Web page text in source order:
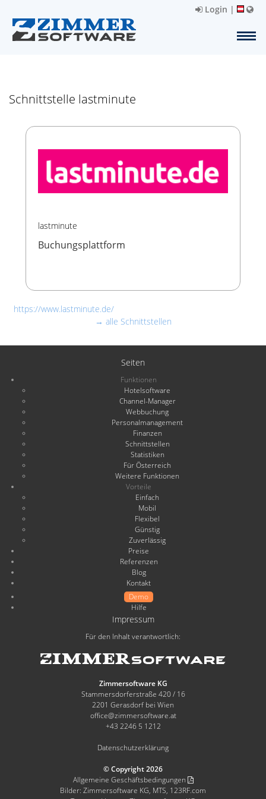
Login |
Schnittstelle lastminute
lastminute
Buchungsplattform
https://www.lastminute.de/
→ alle Schnittstellen
Seiten
Funktionen
Hotelsoftware
Channel-Manager
Webbuchung
Personalmanagement
Finanzen
Schnittstellen
Statistiken
Für Österreich
Weitere Funktionen
Vorteile
Einfach
Mobil
Flexibel
Günstig
Zuverlässig
Preise
Referenzen
Blog
Kontakt
Demo
Hilfe
Impressum
Für den Inhalt verantwortlich:
Zimmersoftware KG
Stammersdorferstraße 420 / 16
2201 Gerasdorf bei Wien
office@zimmersoftware.at
+43 2246 5 1212
Datenschutzerklärung
© Copyright 2026
Allgemeine Geschäftsbedingungen
Bilder: Zimmersoftware KG, MTS, 123RF.com